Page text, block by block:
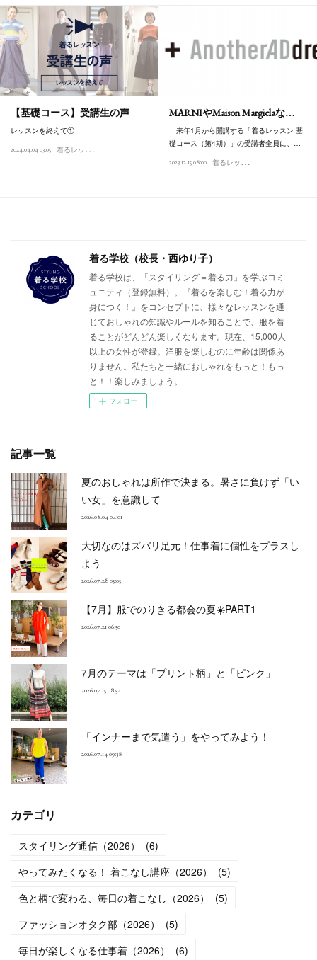
【基礎コース】受講生の声
レッスンを終えて①
2024.04.04 03:05 着
るレッスン 基礎コース
MARNIやMaison Margielaな…
来年1月から開講する「着るレッスン 基
礎コース（第4期）」の受講者全員に、…
2023.12.15 08:00 着
るレッスン 基礎コース
着る学校（校長・西ゆり子）
着る学校は、「スタイリング＝着る力」を学ぶコミ
ュニティ（登録無料）。『着るを楽しむ！着る力が
身につく！』をコンセプトに、様々なレッスンを通
じておしゃれの知識やルールを知ることで、服を着
ることがどんどん楽しくなります。現在、15,000人
以上の女性が登録。洋服を楽しむのに年齢は関係あ
りません。私たちと一緒におしゃれをもっと！もっ
と！！楽しみましょう。
フォロー
記事一覧
夏のおしゃれは所作で決まる。暑さに負けず「い
い女」を意識して
2026.08.04 04:01
大切なのはズバリ足元！仕事着に個性をプラスし
よう
2026.07.28 05:05
【7月】服でのりきる都会の夏☀️PART1
2026.07.21 06:50
7月のテーマは「プリント柄」と「ピンク」
2026.07.15 08:54
「インナーまで気遣う」をやってみよう！
2026.07.14 09:38
カテゴリ
スタイリング通信（2026） (6)
やってみたくなる！ 着こなし講座（2026）
(5)
色と柄で変わる、毎日の着こなし（2026）
(5)
ファッションオタク部（2026）
(5)
毎日が楽しくなる仕事着（2026）
(6)